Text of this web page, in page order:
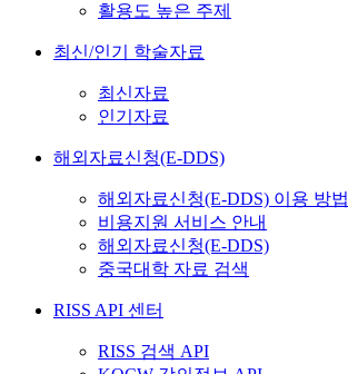
활용도 높은 주제
최신/인기 학술자료
최신자료
인기자료
해외자료신청(E-DDS)
해외자료신청(E-DDS) 이용 방법
비용지원 서비스 안내
해외자료신청(E-DDS)
중국대학 자료 검색
RISS API 센터
RISS 검색 API